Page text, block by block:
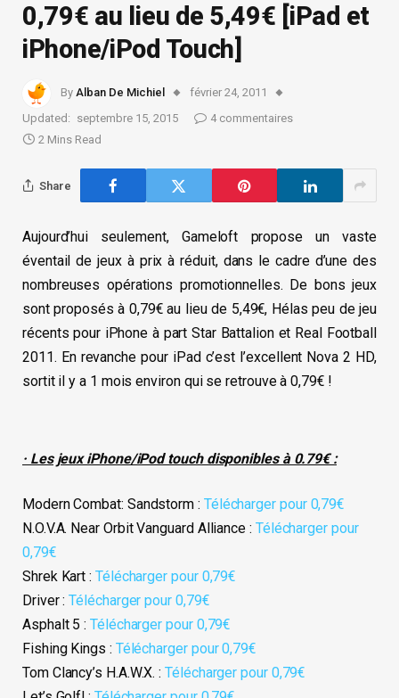
0,79€ au lieu de 5,49€ [iPad et
iPhone/iPod Touch]
By Alban De Michiel
février 24, 2011
Updated: septembre 15, 2015
4 commentaires
2 Mins Read
Share
Aujourd’hui seulement, Gameloft propose un vaste
éventail de jeux à prix à réduit, dans le cadre d’une des
nombreuses opérations promotionnelles. De bons jeux
sont proposés à 0,79€ au lieu de 5,49€, Hélas peu de jeu
récents pour iPhone à part Star Battalion et Real Football
2011. En revanche pour iPad c’est l’excellent Nova 2 HD,
sortit il y a 1 mois environ qui se retrouve à 0,79€ !
· Les jeux iPhone/iPod touch disponibles à 0.79€ :
Modern Combat: Sandstorm : Télécharger pour 0,79€
N.O.V.A. Near Orbit Vanguard Alliance : Télécharger pour
0,79€
Shrek Kart : Télécharger pour 0,79€
Driver : Télécharger pour 0,79€
Asphalt 5 : Télécharger pour 0,79€
Fishing Kings : Télécharger pour 0,79€
Tom Clancy’s H.A.W.X. : Télécharger pour 0,79€